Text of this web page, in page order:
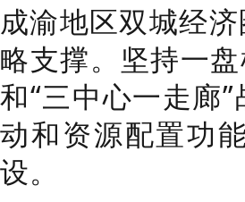
成渝地区双城经
略支撑。坚持一
和“三中心一走廊
动和资源配置功
设。